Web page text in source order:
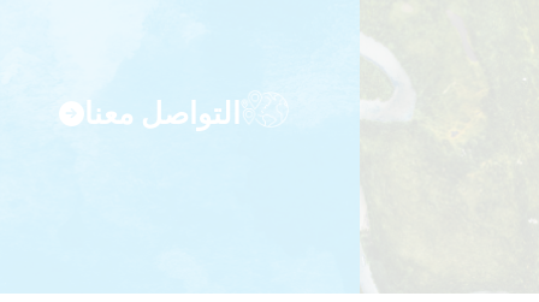
التواصل معنا